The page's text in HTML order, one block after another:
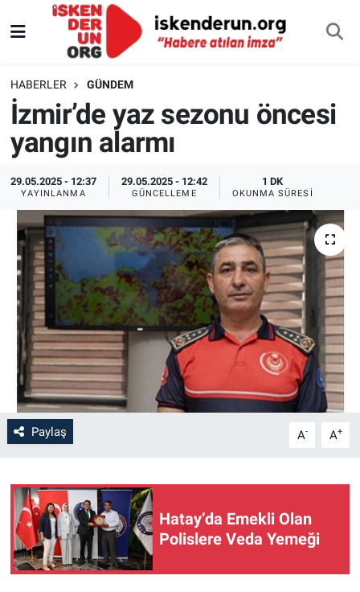
HABERLER GÜNDEM
İzmir’de yaz sezonu öncesi
yangın alarmı
29.05.2025 - 12:37
YAYINLANMA
29.05.2025 - 12:42
GÜNCELLEME
1 DK
OKUNMA SÜRESI
Paylaş A- A+
Hatay’da Emekli Olan
Polislere Veda Yemeği